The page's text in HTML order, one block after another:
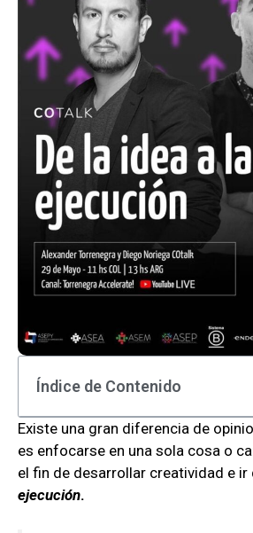
Índice de Contenido
Existe una gran diferencia de
es enfocarse en una sola cosa o
el fin de desarrollar creatividad e ir
ejecución.